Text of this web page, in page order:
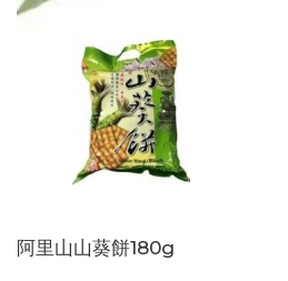
阿里山山葵餅180g